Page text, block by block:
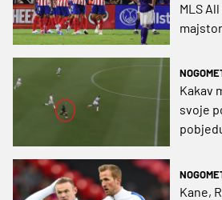
MLS
Kakav
svoje
Kane,